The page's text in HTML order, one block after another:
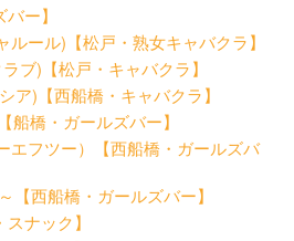
ー】
ルール)【松戸・熟女キャバクラ】
ブ)【松戸・キャバクラ】
ア)【西船橋・キャバクラ】
船橋・ガールズバー】
エフツー）【西船橋・ガールズバ
【西船橋・ガールズバー】
ナック】